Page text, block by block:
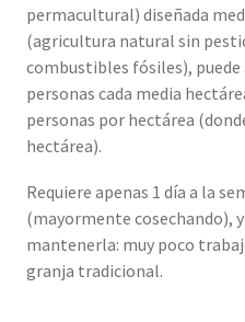
permacultural) diseñada
(agricultura natural sin
combustibles fósiles),
personas cada media
personas por hectárea
hectárea).
Requiere apenas 1 día a la
(mayormente cosechando),
mantenerla: muy poco
granja tradicional.